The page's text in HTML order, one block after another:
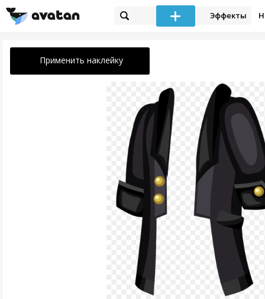
Эффекты
Применить наклейку